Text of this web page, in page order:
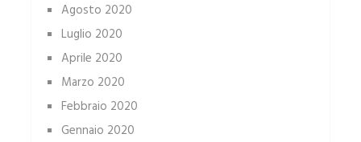
Agosto 2020
Luglio 2020
Aprile 2020
Marzo 2020
Febbraio 2020
Gennaio 2020